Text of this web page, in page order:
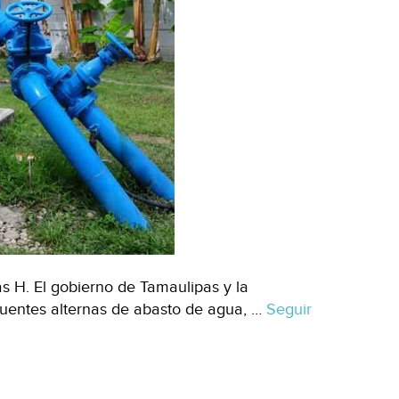
H. El gobierno de Tamaulipas y la
alternas de abasto de agua, … Seguir